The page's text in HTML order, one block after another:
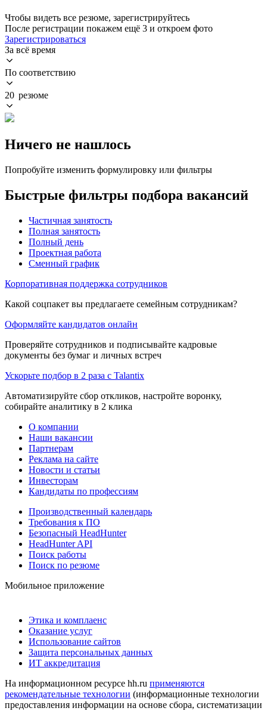
Чтобы видеть все резюме, зарегистрируйтесь
После регистрации покажем ещё 3 и откроем фото
Зарегистрироваться
За всё время
По соответствию
20 резюме
Ничего не нашлось
Попробуйте изменить формулировку или фильтры
Быстрые фильтры подбора вакансий
Частичная занятость
Полная занятость
Полный день
Проектная работа
Сменный график
Корпоративная поддержка сотрудников
Какой соцпакет вы предлагаете семейным сотрудникам?
Оформляйте кандидатов онлайн
Проверяйте сотрудников и подписывайте кадровые
документы без бумаг и личных встреч
Ускорьте подбор в 2 раза с Talantix
Автоматизируйте сбор откликов, настройте воронку,
собирайте аналитику в 2 клика
О компании
Наши вакансии
Партнерам
Реклама на сайте
Новости и статьи
Инвесторам
Кандидаты по профессиям
Производственный календарь
Требования к ПО
Безопасный HeadHunter
HeadHunter API
Поиск работы
Поиск по резюме
Мобильное приложение
Этика и комплаенс
Оказание услуг
Использование сайтов
Защита персональных данных
ИТ аккредитация
На информационном ресурсе hh.ru применяются
рекомендательные технологии (информационные технологии
предоставления информации на основе сбора, систематизации